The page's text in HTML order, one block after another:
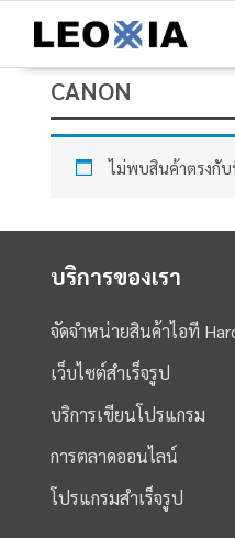
content
CANON
ไม่พบสินค้าตรงกั
บริการของเรา
จัดจำหน่ายสินค้าไอที
เว็บไซต์สำเร็จรูป
บริการเขียนโปรแกรม
การตลาดออนไลน์
โปรแกรมสำเร็จรูป